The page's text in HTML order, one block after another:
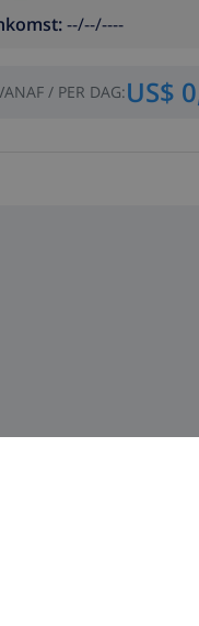
:--/--/----
/ PER DAG:US$